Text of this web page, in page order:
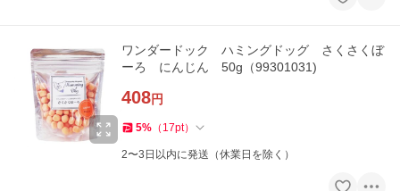
ワンダードック ハミングドッグ さくさくぼ
ーろ にんじん 50g（99301031)
408円
5% （ 17pt）
2〜3日以内に発送（休業日を除く）